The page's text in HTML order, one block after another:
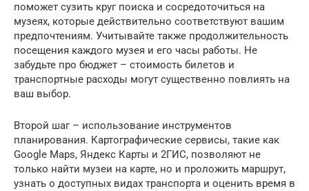
поможет сузить круг поиска и сосредоточиться на
музеях, которые действительно соответствуют вашим
предпочтениям. Учитывайте также продолжительность
посещения каждого музея и его часы работы. Не
забудьте про бюджет – стоимость билетов и
транспортные расходы могут существенно повлиять на
ваш выбор.
Второй шаг – использование инструментов
планирования. Картографические сервисы, такие как
Google Maps, Яндекс Карты и 2ГИС, позволяют не
только найти музеи на карте, но и проложить маршрут,
узнать о доступных видах транспорта и оценить время в